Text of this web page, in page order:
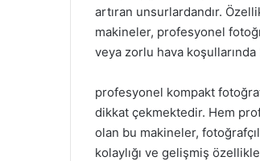
artıran unsurlardandır.
makineler, profesyonel
veya zorlu hava
profesyonel kompakt
dikkat çekmektedir. Hem
olan bu makineler,
kolaylığı ve gelişmiş